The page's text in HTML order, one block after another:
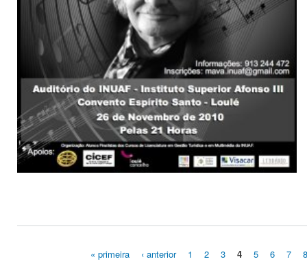
« primeira ‹ anterior 1 2 3 4 5 6 7